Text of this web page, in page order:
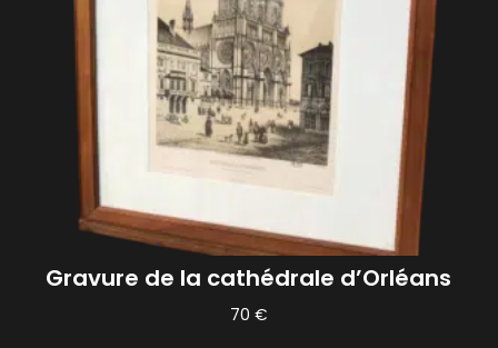
Gravure de la cathédrale d’Orléans
70 €